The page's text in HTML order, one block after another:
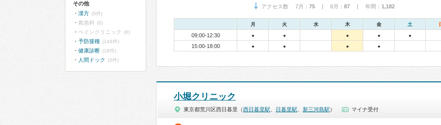
アクセス数 7月： 75 | 6月： 87 | 年間： 1,182
月 火 水 木 金 土
09:00-12:30 ● ● ● ● ●
15:00-18:00 ● ● ● ●
小堀クリニック
東京都荒川区西日暮里（西日暮里駅 日暮里駅 新三河島駅 ） マイナ受付
その他
漢方 (3件)
救急科 (0)
ペインクリニック (0)
予防接種 (146件)
健康診断 (18件)
人間ドック (3件)